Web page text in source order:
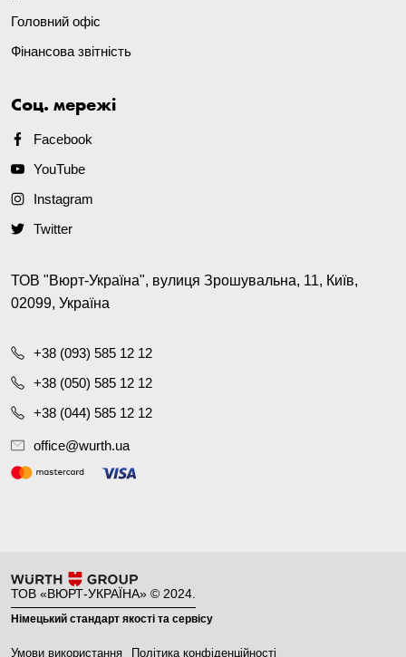
Головний офіс
Фінансова звітність
Соц. мережі
Facebook
YouTube
Instagram
Twitter
ТОВ "Вюрт-Україна", вулиця Зрошувальна, 11, Київ,
02099, Україна
+38 (093) 585 12 12
+38 (050) 585 12 12
+38 (044) 585 12 12
office@wurth.ua
ТОВ «ВЮРТ-УКРАЇНА» © 2024.
Німецький стандарт якості та сервісу
Умови використання Політика конфіденційності